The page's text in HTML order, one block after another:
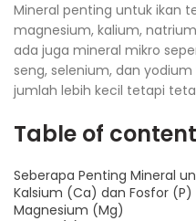
Mineral penting untuk ikan
magnesium, kalium,
ada juga mineral mikro
seng, selenium, dan
jumlah lebih kecil tetapi
Table of
Seberapa Penting Mineral
Kalsium (Ca) dan Fosfor (P)
Magnesium (Mg)